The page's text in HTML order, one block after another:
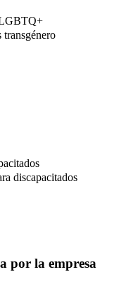
transgénero
discapacitados
por la empresa